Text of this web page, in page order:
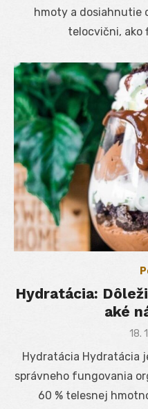
hmoty a dosiahnutie
telocvični, ako
Hydratácia:
aké
18.
Hydratácia Hydratácia
správneho fungovania
60 % telesnej